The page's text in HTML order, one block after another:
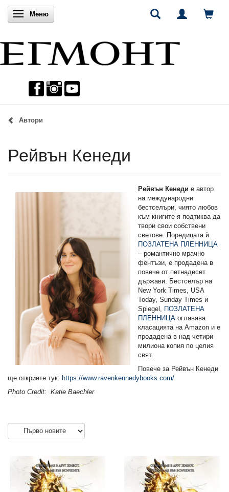
Включи навигацията
Меню
Автори
Рейвън Кенеди
Рейвън Кенеди е автор
на международни
бестселъри, чиято любов
към книгите я подтиква да
твори свои собствени
светове. Поредицата ѝ
ПОЗЛАТЕНА ПЛЕННИЦА
– романтично мрачно
фентъзи, е продадена в
повече от петнадесет
държави. Бестселър на
New York Times, USA
Today, Sunday Times и
Spiegel, ПОЗЛАТЕНА
ПЛЕННИЦА оглавява
класацията на Amazon и е
продадена в над четири
милиона копия по целия
свят.
Повече за Рейвън Кенеди
ще откриете тук: https://www.ravenkennedybooks.com/
Photo Credit: Katie Baechler